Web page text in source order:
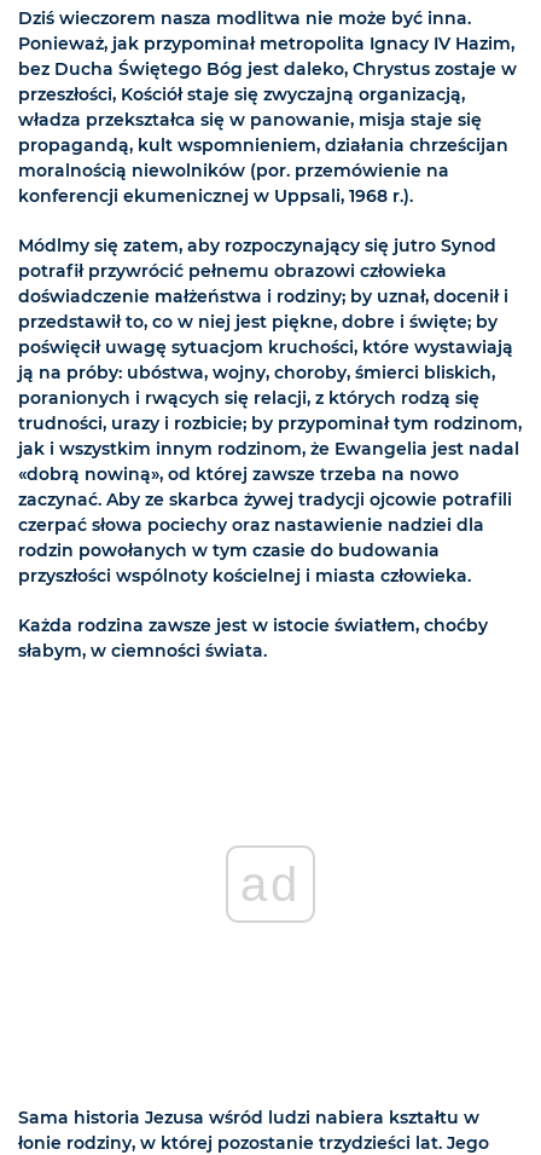
Dziś wieczorem nasza modlitwa nie może być inna.
Ponieważ, jak przypominał metropolita Ignacy IV Hazim,
bez Ducha Świętego Bóg jest daleko, Chrystus zostaje w
przeszłości, Kościół staje się zwyczajną organizacją,
władza przekształca się w panowanie, misja staje się
propagandą, kult wspomnieniem, działania chrześcijan
moralnością niewolników (por. przemówienie na
konferencji ekumenicznej w Uppsali, 1968 r.).
Módlmy się zatem, aby rozpoczynający się jutro Synod
potrafił przywrócić pełnemu obrazowi człowieka
doświadczenie małżeństwa i rodziny; by uznał, docenił i
przedstawił to, co w niej jest piękne, dobre i święte; by
poświęcił uwagę sytuacjom kruchości, które wystawiają
ją na próby: ubóstwa, wojny, choroby, śmierci bliskich,
poranionych i rwących się relacji, z których rodzą się
trudności, urazy i rozbicie; by przypominał tym rodzinom,
jak i wszystkim innym rodzinom, że Ewangelia jest nadal
«dobrą nowiną», od której zawsze trzeba na nowo
zaczynać. Aby ze skarbca żywej tradycji ojcowie potrafili
czerpać słowa pociechy oraz nastawienie nadziei dla
rodzin powołanych w tym czasie do budowania
przyszłości wspólnoty kościelnej i miasta człowieka.
Każda rodzina zawsze jest w istocie światłem, choćby
słabym, w ciemności świata.
ad
Sama historia Jezusa wśród ludzi nabiera kształtu w
łonie rodziny, w której pozostanie trzydzieści lat. Jego